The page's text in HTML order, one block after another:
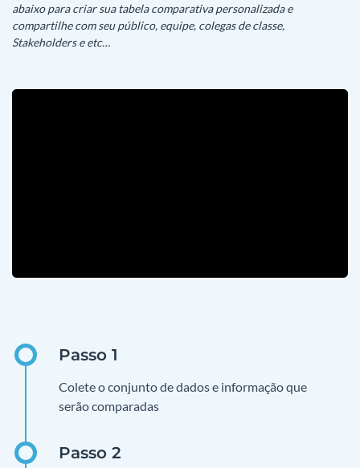
abaixo para criar sua tabela comparativa personalizada e
compartilhe com seu público, equipe, colegas de classe,
Stakeholders e etc…
Colete o conjunto de dados e informação que
serão comparadas